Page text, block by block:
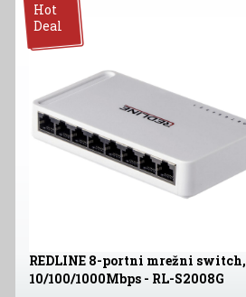
Hot
Deal
REDLINE 8-portni mrežni switch,
10/100/1000Mbps - RL-S2008G